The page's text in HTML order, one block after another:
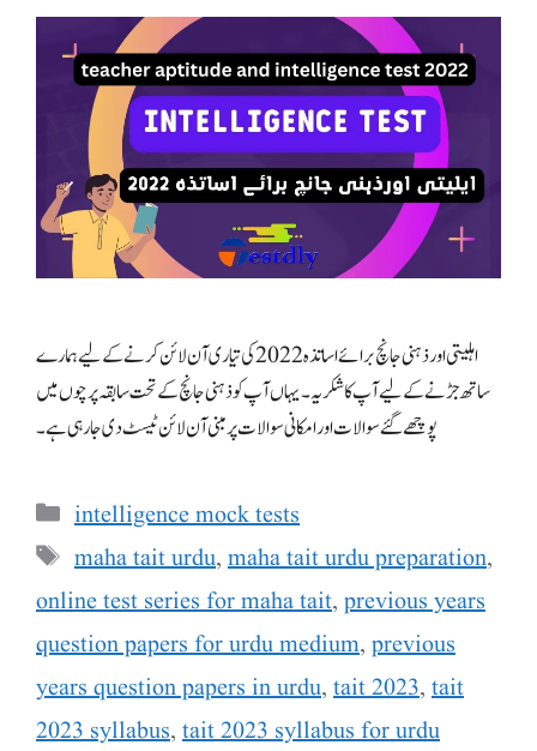
اہلیتی اورذہنی جانچ برائے اساتذہ 2022 کی تیاری آن لائن کرنے کے لیے ہمارے
ساتھ جڑنے کے لیے آپ کا شکریہ ۔ یہاں آپ کو ذہنی جانچ کے تحت سابقہ پرچوں میں
پوچھے گئے سوالات اور امکانی سوالات پر مبنی آن لائن ٹیسٹ دی جارہی ہے۔
Categories
intelligence mock tests
Tags
maha tait urdu, maha tait urdu preparation,
online test series for maha tait, previous years
question papers for urdu medium, previous
years question papers in urdu, tait 2023, tait
2023 syllabus, tait 2023 syllabus for urdu